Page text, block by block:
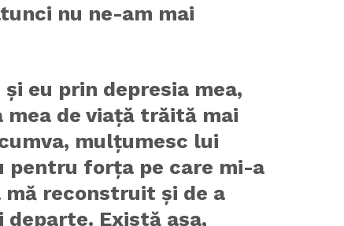
nu ne-am mai
eu prin depresia mea,
mea de viață trăită mai
mulțumesc lui
pentru forța pe care mi-a
mă reconstruit și de a
departe. Există așa,